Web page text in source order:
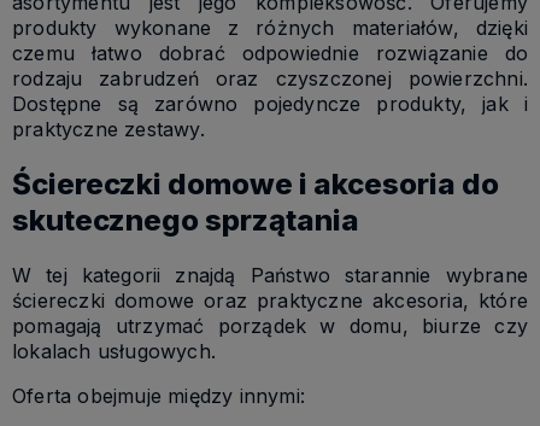
produkty wykonane z różnych materiałów, dzięki
czemu łatwo dobrać odpowiednie rozwiązanie do
rodzaju zabrudzeń oraz czyszczonej powierzchni.
Dostępne są zarówno pojedyncze produkty, jak i
praktyczne zestawy.
Ściereczki domowe i akcesoria do
skutecznego sprzątania
W tej kategorii znajdą Państwo starannie wybrane
ściereczki domowe oraz praktyczne akcesoria, które
pomagają utrzymać porządek w domu, biurze czy
lokalach usługowych.
Oferta obejmuje między innymi: